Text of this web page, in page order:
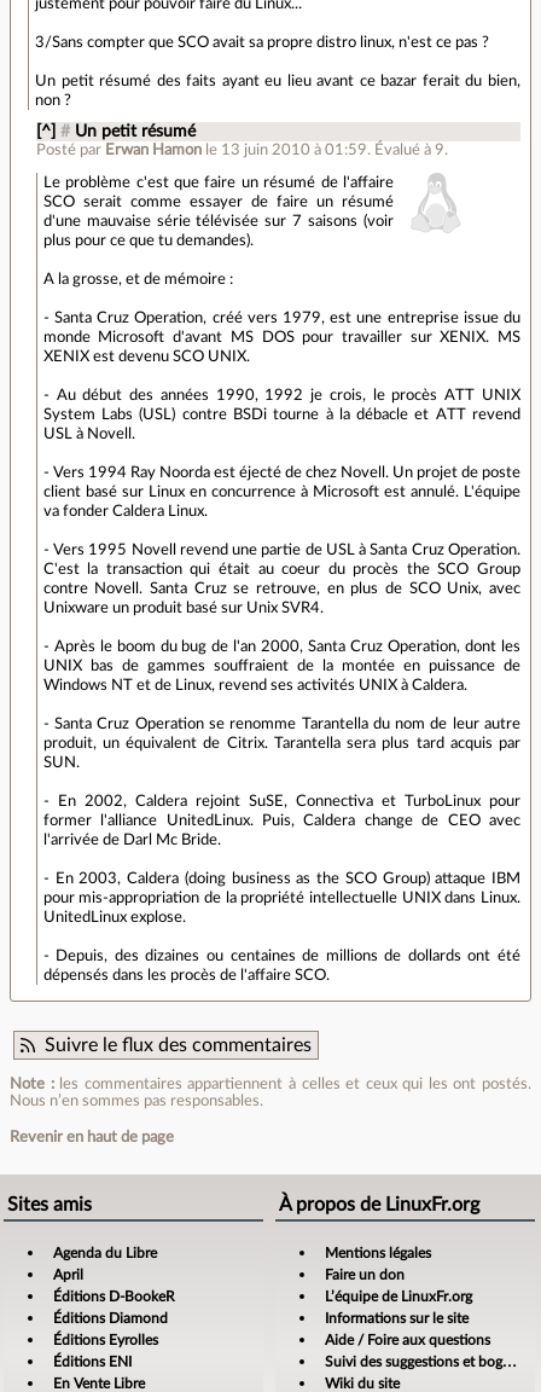
justement pour pouvoir faire du Linux...
3/Sans compter que SCO avait sa propre distro linux, n'est ce pas ?
Un petit résumé des faits ayant eu lieu avant ce bazar ferait du bien,
non ?
[^] # Un petit résumé
Posté par Erwan Hamon le 13 juin 2010 à 01:59. Évalué à 9.
Le problème c'est que faire un résumé de l'affaire
SCO serait comme essayer de faire un résumé
d'une mauvaise série télévisée sur 7 saisons (voir
plus pour ce que tu demandes).
A la grosse, et de mémoire :
- Santa Cruz Operation, créé vers 1979, est une entreprise issue du
monde Microsoft d'avant MS DOS pour travailler sur XENIX. MS
XENIX est devenu SCO UNIX.
- Au début des années 1990, 1992 je crois, le procès ATT UNIX
System Labs (USL) contre BSDi tourne à la débacle et ATT revend
USL à Novell.
- Vers 1994 Ray Noorda est éjecté de chez Novell. Un projet de poste
client basé sur Linux en concurrence à Microsoft est annulé. L'équipe
va fonder Caldera Linux.
- Vers 1995 Novell revend une partie de USL à Santa Cruz Operation.
C'est la transaction qui était au coeur du procès the SCO Group
contre Novell. Santa Cruz se retrouve, en plus de SCO Unix, avec
Unixware un produit basé sur Unix SVR4.
- Après le boom du bug de l'an 2000, Santa Cruz Operation, dont les
UNIX bas de gammes souffraient de la montée en puissance de
Windows NT et de Linux, revend ses activités UNIX à Caldera.
- Santa Cruz Operation se renomme Tarantella du nom de leur autre
produit, un équivalent de Citrix. Tarantella sera plus tard acquis par
SUN.
- En 2002, Caldera rejoint SuSE, Connectiva et TurboLinux pour
former l'alliance UnitedLinux. Puis, Caldera change de CEO avec
l'arrivée de Darl Mc Bride.
- En 2003, Caldera (doing business as the SCO Group) attaque IBM
pour mis-appropriation de la propriété intellectuelle UNIX dans Linux.
UnitedLinux explose.
- Depuis, des dizaines ou centaines de millions de dollards ont été
dépensés dans les procès de l'affaire SCO.
Suivre le flux des commentaires
Note :les commentaires appartiennent à celles et ceux qui les ont postés.
Nous n’en sommes pas responsables.
Revenir en haut de page
Sites amis
Agenda du Libre
April
Éditions D-BookeR
Éditions Diamond
Éditions Eyrolles
Éditions ENI
En Vente Libre
À propos de LinuxFr.org
Mentions légales
Faire un don
L’équipe de LinuxFr.org
Informations sur le site
Aide / Foire aux questions
Suivi des suggestions et bogues
Wiki du site